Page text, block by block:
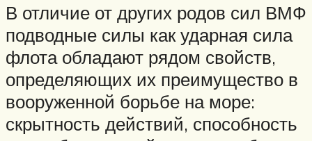
В отличие от других родов сил ВМФ
подводные силы как ударная сила
флота обладают рядом свойств,
определяющих их преимущество в
вооруженной борьбе на море:
скрытность действий, способность